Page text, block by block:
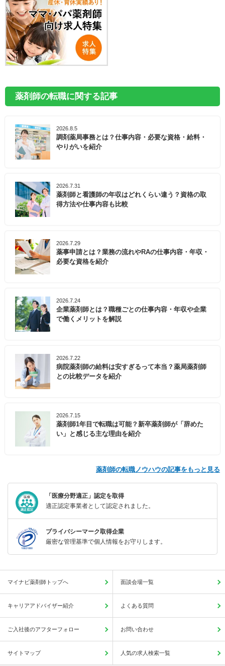
薬剤師の転職に関する記事
2026.8.5
調剤薬局事務とは？仕事内容・必要な資格・給料・
やりがいを紹介
2026.7.31
薬剤師と看護師の年収はどれくらい違う？資格の取
得方法や仕事内容も比較
2026.7.29
薬事申請とは？業務の流れやRAの仕事内容・年収・
必要な資格を紹介
2026.7.24
企業薬剤師とは？職種ごとの仕事内容・年収や企業
で働くメリットを解説
2026.7.22
病院薬剤師の給料は安すぎるって本当？薬局薬剤師
との比較データを紹介
2026.7.15
薬剤師1年目で転職は可能？新卒薬剤師が「辞めた
い」と感じる主な理由を紹介
薬剤師の転職ノウハウの記事をもっと見る
「医療分野適正」認定を取得
適正認定事業者として認定されました。
プライバシーマーク取得企業
厳密な管理基準で個人情報をお守りします。
マイナビ薬剤師トップへ 面談会場一覧
キャリアアドバイザー紹介 よくある質問
ご入社後のアフターフォロー お問い合わせ
サイトマップ 人気の求人検索一覧